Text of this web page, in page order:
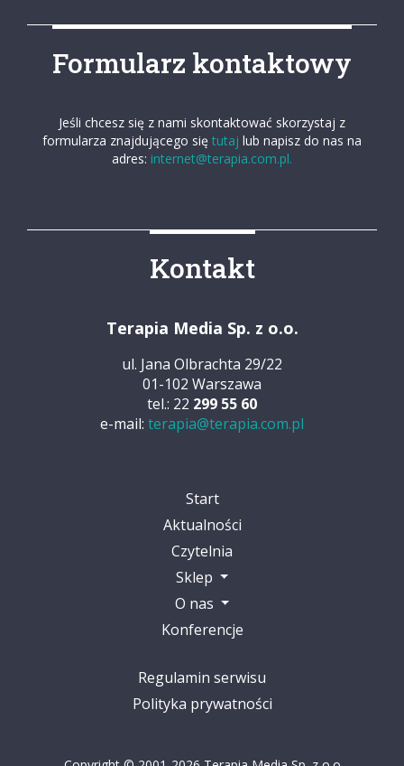
Formularz kontaktowy
Jeśli chcesz się z nami skontaktować skorzystaj z
formularza znajdującego się tutaj lub napisz do nas na
adres: internet@terapia.com.pl.
Kontakt
Terapia Media Sp. z o.o.
ul. Jana Olbrachta 29/22
01-102 Warszawa
tel.: 22 299 55 60
e-mail: terapia@terapia.com.pl
Start
Aktualności
Czytelnia
Sklep
O nas
Konferencje
Regulamin serwisu
Polityka prywatności